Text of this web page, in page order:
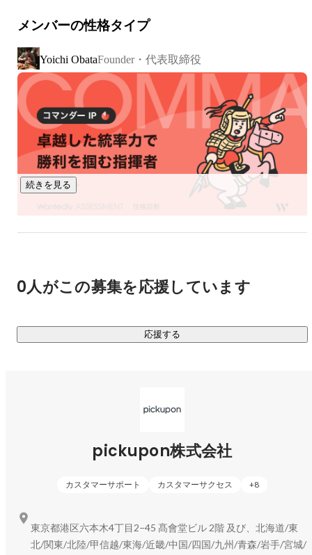
しかし企業では、その会話のほとんどが
・記録されない
・共有されない
・活用されない
まま消えていきます。
つまり、企業にとって最も重要なはずの顧客や現場の声が、
組織の知識になっていません。
発話（会話）は
・共有しづらい
つまり顧客との会話は、企業にとって宝の山であるにも関わ
私たちが開発しているのは
会話サマリーAI pickupon（ピクポン）です。
pickuponは
メンバーの性格タイプ
Yoichi ObataFounder・代表取締役
続きを見る
0人がこの募集を応援しています
応援する
pickupon株式会社
カスタマーサポート カスタマーサクセス +8
東京都港区六本木4丁目2−45 髙會堂ビル 2階 及び、北海道/東
北/関東/北陸/甲信越/東海/近畿/中国/四国/九州/青森/岩手/宮城/